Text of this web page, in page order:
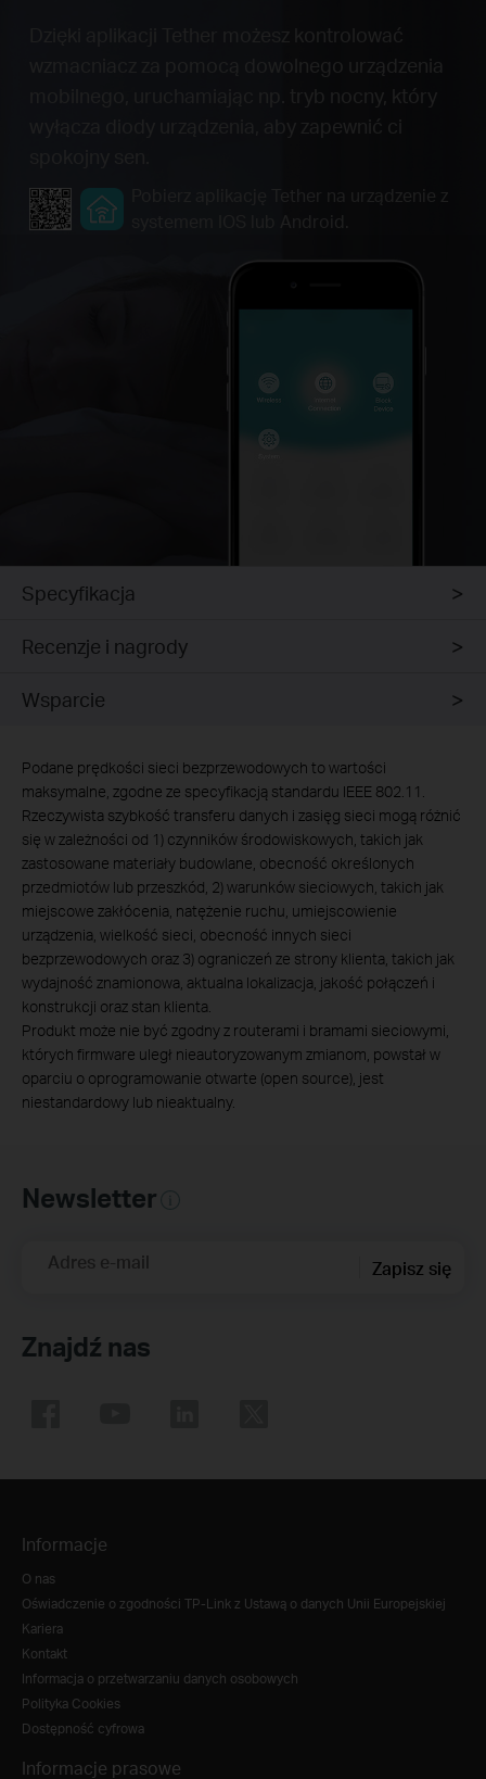
Dzięki aplikacji Tether możesz kontrolować
wzmacniacz za pomocą dowolnego urządzenia
mobilnego, uruchamiając np. tryb nocny, który
wyłącza diody urządzenia, aby zapewnić ci
Pobierz aplikację Tether na urządzenie z
Specyfikacja
Recenzje i nagrody
Wsparcie
Podane prędkości sieci bezprzewodowych to wartości
maksymalne, zgodne ze specyfikacją standardu IEEE 802.11.
Rzeczywista szybkość transferu danych i zasięg sieci mogą różnić
się w zależności od 1) czynników środowiskowych, takich jak
zastosowane materiały budowlane, obecność określonych
przedmiotów lub przeszkód, 2) warunków sieciowych, takich jak
miejscowe zakłócenia, natężenie ruchu, umiejscowienie
urządzenia, wielkość sieci, obecność innych sieci
bezprzewodowych oraz 3) ograniczeń ze strony klienta, takich jak
wydajność znamionowa, aktualna lokalizacja, jakość połączeń i
konstrukcji oraz stan klienta.
Produkt może nie być zgodny z routerami i bramami sieciowymi,
których firmware uległ nieautoryzowanym zmianom, powstał w
oparciu o oprogramowanie otwarte (open source), jest
niestandardowy lub nieaktualny.
Newsletter
Adres e-mail Zapisz się
Znajdź nas
Informacje
O nas
Oświadczenie o zgodności TP-Link z Ustawą o danych Unii Europejskiej
Kariera
Kontakt
Informacja o przetwarzaniu danych osobowych
Polityka Cookies
Dostępność cyfrowa
Informacje prasowe